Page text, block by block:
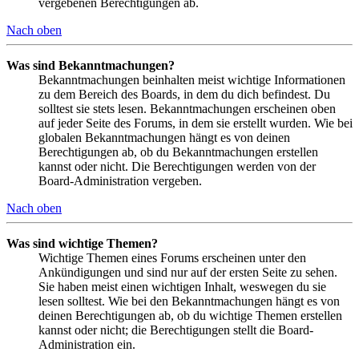
Nach oben
Was sind Bekanntmachungen?
Bekanntmachungen beinhalten meist wichtige Informationen
zu dem Bereich des Boards, in dem du dich befindest. Du
solltest sie stets lesen. Bekanntmachungen erscheinen oben
auf jeder Seite des Forums, in dem sie erstellt wurden. Wie bei
globalen Bekanntmachungen hängt es von deinen
Berechtigungen ab, ob du Bekanntmachungen erstellen
kannst oder nicht. Die Berechtigungen werden von der
Board-Administration vergeben.
Nach oben
Was sind wichtige Themen?
Wichtige Themen eines Forums erscheinen unter den
Ankündigungen und sind nur auf der ersten Seite zu sehen.
Sie haben meist einen wichtigen Inhalt, weswegen du sie
lesen solltest. Wie bei den Bekanntmachungen hängt es von
deinen Berechtigungen ab, ob du wichtige Themen erstellen
kannst oder nicht; die Berechtigungen stellt die Board-
Administration ein.